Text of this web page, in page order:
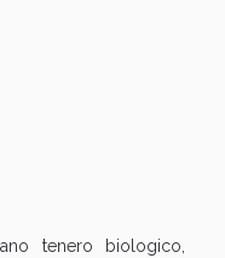
tenero biologico,